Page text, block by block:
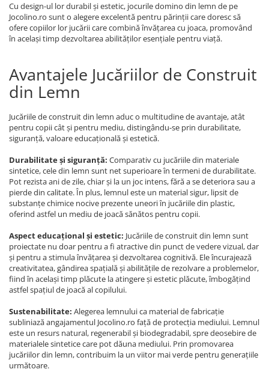
Cu design-ul lor durabil și estetic, jocurile domino din lemn de pe
Jocolino.ro sunt o alegere excelentă pentru părinții care doresc să
ofere copiilor lor jucării care combină învățarea cu joaca, promovând
în același timp dezvoltarea abilităților esențiale pentru viață.
Avantajele Jucăriilor de Construit
din Lemn
Jucăriile de construit din lemn aduc o multitudine de avantaje, atât
pentru copii cât și pentru mediu, distingându-se prin durabilitate,
siguranță, valoare educațională și estetică.
Durabilitate și siguranță: Comparativ cu jucăriile din materiale
sintetice, cele din lemn sunt net superioare în termeni de durabilitate.
Pot rezista ani de zile, chiar și la un joc intens, fără a se deteriora sau a
pierde din calitate. În plus, lemnul este un material sigur, lipsit de
substanțe chimice nocive prezente uneori în jucăriile din plastic,
oferind astfel un mediu de joacă sănătos pentru copii.
Aspect educațional și estetic: Jucăriile de construit din lemn sunt
proiectate nu doar pentru a fi atractive din punct de vedere vizual, dar
și pentru a stimula învățarea și dezvoltarea cognitivă. Ele încurajează
creativitatea, gândirea spațială și abilitățile de rezolvare a problemelor,
fiind în același timp plăcute la atingere și estetic plăcute, îmbogățind
astfel spațiul de joacă al copilului.
Sustenabilitate: Alegerea lemnului ca material de fabricație
subliniază angajamentul Jocolino.ro față de protecția mediului. Lemnul
este un resurs natural, regenerabil și biodegradabil, spre deosebire de
materialele sintetice care pot dăuna mediului. Prin promovarea
jucăriilor din lemn, contribuim la un viitor mai verde pentru generațiile
următoare.